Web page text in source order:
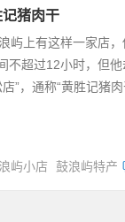
记猪肉干
屿上有这样一家店
不超过12小时，但
”，通称“黄胜记猪肉
屿小店 鼓浪屿特产